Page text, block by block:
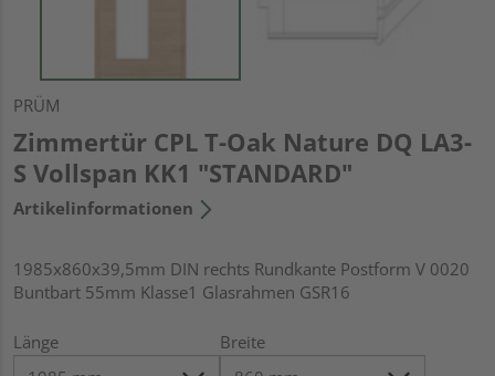
PRÜM
Zimmertür CPL T-Oak Nature DQ LA3-
S Vollspan KK1 "STANDARD"
Artikelinformationen
1985x860x39,5mm DIN rechts Rundkante Postform V 0020
Buntbart 55mm Klasse1 Glasrahmen GSR16
Länge Breite